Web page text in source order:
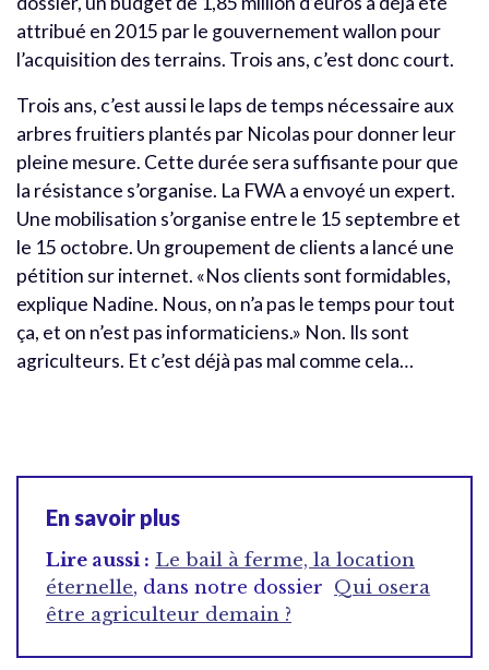
attribué en 2015 par le gouvernement wallon pour
l’acquisition des terrains. Trois ans, c’est donc court.
Trois ans, c’est aussi le laps de temps nécessaire aux
arbres fruitiers plantés par Nicolas pour donner leur
pleine mesure. Cette durée sera suffisante pour que
la résistance s’organise. La FWA a envoyé un expert.
Une mobilisation s’organise entre le 15 septembre et
le 15 octobre. Un groupement de clients a lancé une
pétition sur internet. «Nos clients sont formidables,
explique Nadine. Nous, on n’a pas le temps pour tout
ça, et on n’est pas informaticiens.» Non. Ils sont
agriculteurs. Et c’est déjà pas mal comme cela…
En savoir plus
Lire aussi : Le bail à ferme, la location
éternelle, dans notre dossier Qui osera
être agriculteur demain ?